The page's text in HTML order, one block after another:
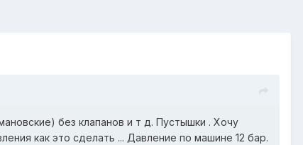
без клапанов и т д. Пустышки . Хочу
как это сделать ... Давление по машине 12 бар.